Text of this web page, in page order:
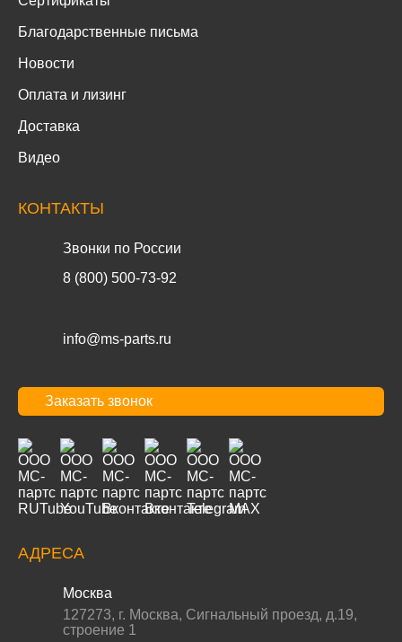
Благодарственные письма
Новости
Оплата и лизинг
Доставка
Видео
КОНТАКТЫ
Звонки по России
8 (800) 500-73-92
info@ms-parts.ru
Заказать звонок
АДРЕСА
Москва
127273, г. Москва, Сигнальный проезд, д.19,
строение 1